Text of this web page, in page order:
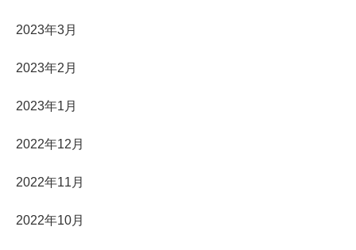
2023年3月
2023年2月
2023年1月
2022年12月
2022年11月
2022年10月